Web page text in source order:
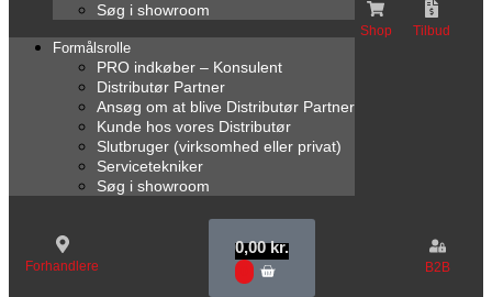
Søg i showroom
Formålsrolle
PRO indkøber – Konsulent
Distributør Partner
Ansøg om at blive Distributør Partner
Kunde hos vores Distributør
Slutbruger (virksomhed eller privat)
Servicetekniker
Søg i showroom
Shop Tilbud
Forhandlere
0,00kr.
B2B